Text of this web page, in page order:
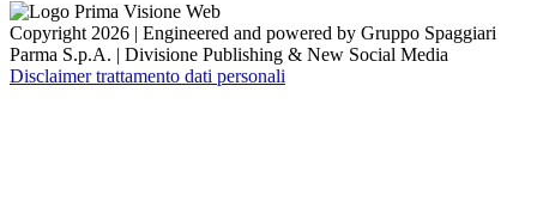
Copyright 2026 | Engineered and powered by Gruppo Spaggiari
Parma S.p.A. | Divisione Publishing & New Social Media
Disclaimer trattamento dati personali